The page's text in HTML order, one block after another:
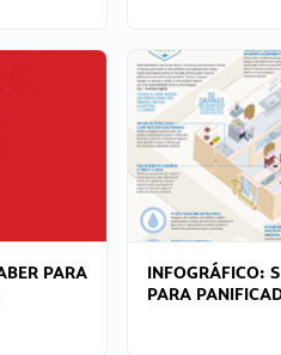
PARA
INFOGRÁFICO:
PARA